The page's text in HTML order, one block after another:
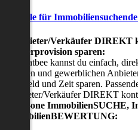
Vorteile für
Viermieter/Verkäufer DIREKT
Maklerprovision sparen:
Mit Flatbee kannst du einfach,
privaten und gewerblichen
viel Geld und Zeit sparen.
Vermieter/Verkäufer DIREKT
All-in-one ImmobilienSUCHE,
ImmobilienBEWERTUNG: